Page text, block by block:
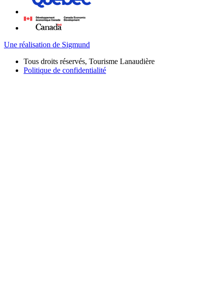
Une réalisation de Sigmund
Tous droits réservés, Tourisme Lanaudière
Politique de confidentialité